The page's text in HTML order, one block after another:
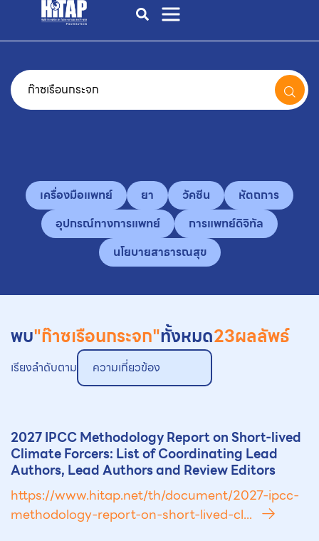
เครื่องมือแพทย์ ยา วัคซีน
หัตถการ
อุปกรณ์ทางการแพทย์
การแพทย์ดิจิทัล
นโยบายสาธารณสุข
พบ"ก๊าซเรือนกระจก"ทั้งหมด23ผลลัพธ์
เรียงลำดับตาม ความเกี่ยวข้อง
2027 IPCC Methodology Report on Short-lived
Climate Forcers: List of Coordinating Lead
Authors, Lead Authors and Review Editors
https://www.hitap.net/th/document/2027-ipcc-
methodology-report-on-short-lived-cl...